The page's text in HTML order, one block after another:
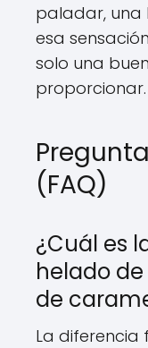
paladar, una
esa
solo una
proporcionar.
(FAQ)
¿Cuál es
helado
de
La